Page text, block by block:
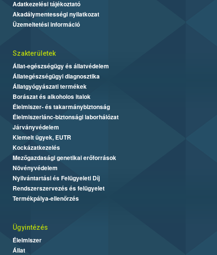
Adatkezelési tájékoztató
Akadálymentességi nyilatkozat
Üzemeltetési információ
Szakterületek
Állat-egészségügy és állatvédelem
Állategészségügyi diagnosztika
Állatgyógyászati termékek
Borászat és alkoholos italok
Élelmiszer- és takarmánybiztonság
Élelmiszerlánc-biztonsági laborhálózat
Járványvédelem
Kiemelt ügyek, EUTR
Kockázatkezelés
Mezőgazdasági genetikai erőforrások
Növényvédelem
Nyilvántartási és Felügyeleti Díj
Rendszerszervezés és felügyelet
Termékpálya-ellenőrzés
Ügyintézés
Élelmiszer
Állat